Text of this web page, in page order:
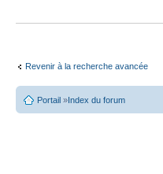
Revenir à la recherche avancée
Portail »Index du forum